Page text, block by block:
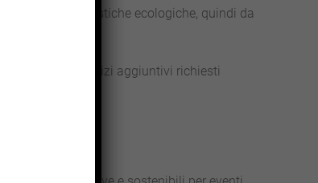
per le caratteristiche ecologiche, quindi da
noleggio, i servizi aggiuntivi richiesti